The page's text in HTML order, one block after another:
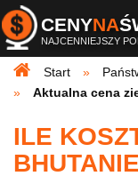
CENYNA
NAJCENNIEJSZY
Start
Aktualna cena
ILE